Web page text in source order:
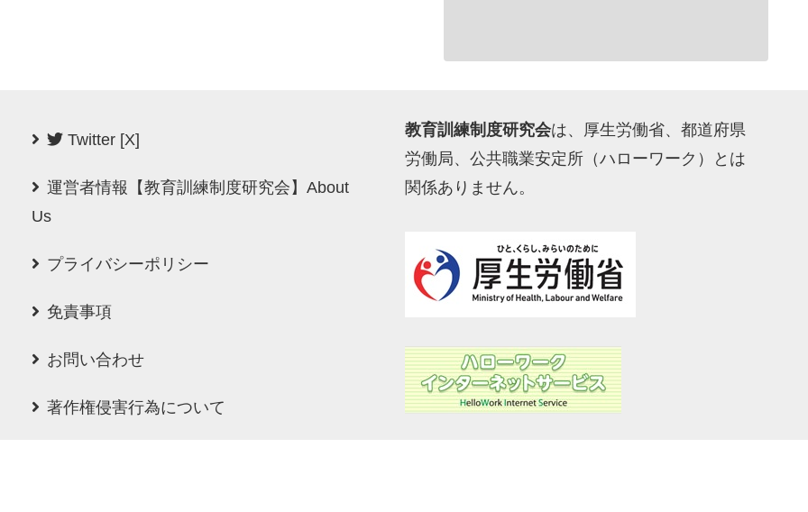
Twitter [X]
運営者情報【教育訓練制度研究会】About
Us
プライバシーポリシー
免責事項
お問い合わせ
著作権侵害行為について
教育訓練制度研究会は、厚生労働省、都道府県
労働局、公共職業安定所（ハローワーク）とは
関係ありません。